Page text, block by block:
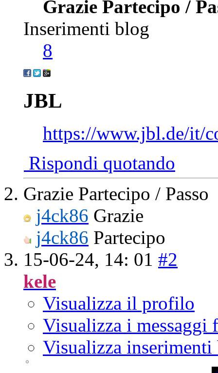
Grazie Partecipo /
Inserimenti blog
8
JBL
https://www.jbl.de/it/
Rispondi quotando
Grazie Partecipo / Passo
j4ck86 Grazie
j4ck86 Partecipo
15-06-24, 14: 01 #2
kele
Visualizza il profilo
Visualizza i messaggi
Visualizza inserimenti